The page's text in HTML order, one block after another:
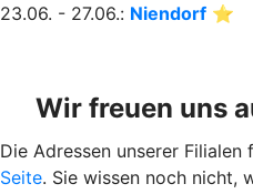
23.06. - 27.06.: Niendorf ⭐
Wir freuen uns
Die Adressen unserer Filialen
Seite. Sie wissen noch nicht,